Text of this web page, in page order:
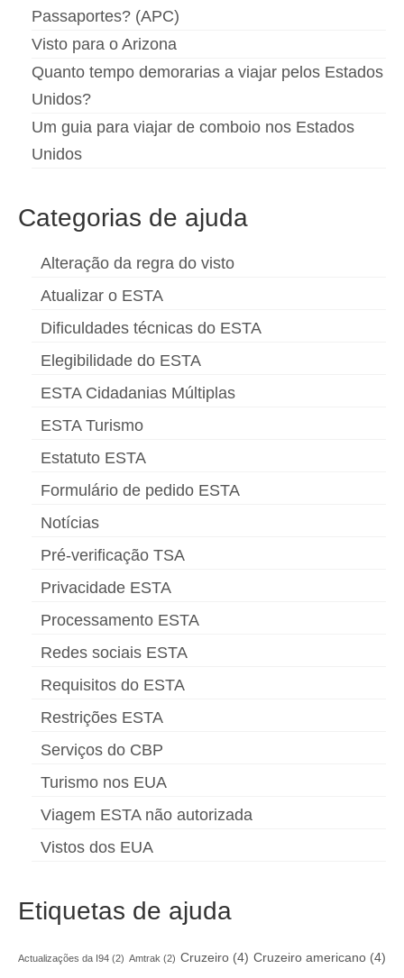
Passaportes? (APC)
Visto para o Arizona
Quanto tempo demorarias a viajar pelos Estados
Unidos?
Um guia para viajar de comboio nos Estados
Unidos
Categorias de ajuda
Alteração da regra do visto
Atualizar o ESTA
Dificuldades técnicas do ESTA
Elegibilidade do ESTA
ESTA Cidadanias Múltiplas
ESTA Turismo
Estatuto ESTA
Formulário de pedido ESTA
Notícias
Pré-verificação TSA
Privacidade ESTA
Processamento ESTA
Redes sociais ESTA
Requisitos do ESTA
Restrições ESTA
Serviços do CBP
Turismo nos EUA
Viagem ESTA não autorizada
Vistos dos EUA
Etiquetas de ajuda
Actualizações da I94 (2) Amtrak (2) Cruzeiro (4) Cruzeiro americano (4)